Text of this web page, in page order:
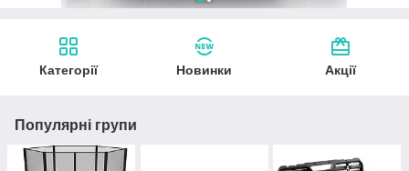
Категорії Новинки Акції
Популярні групи